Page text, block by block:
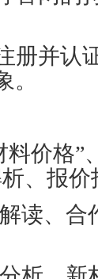
册并认
价格”
、报价
读、合